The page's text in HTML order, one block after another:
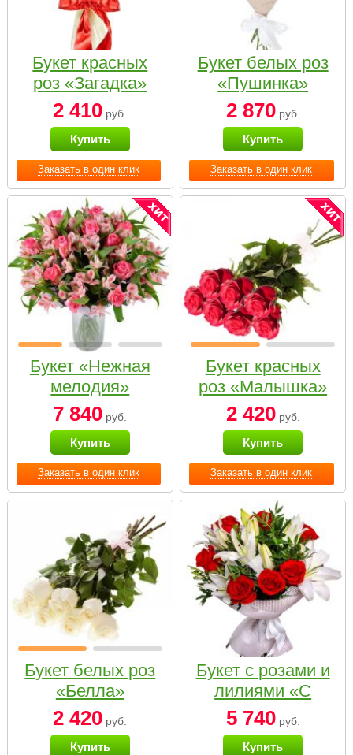
Заказать в один клик
Букет красных
роз «Загадка»
2 410 руб.
Купить
Заказать в один клик
Букет белых роз
«Пушинка»
2 870руб.
Купить
Заказать в один клик
Букет «Нежная
мелодия»
7 840 руб.
Купить
Заказать в один клик
Букет красных
роз «Малышка»
2 420руб.
Купить
Букет белых роз
«Белла»
2 420 руб.
Купить
Букет с розами и
лилиями «С
наилучшими
пожеланиями»
5 740руб.
Купить